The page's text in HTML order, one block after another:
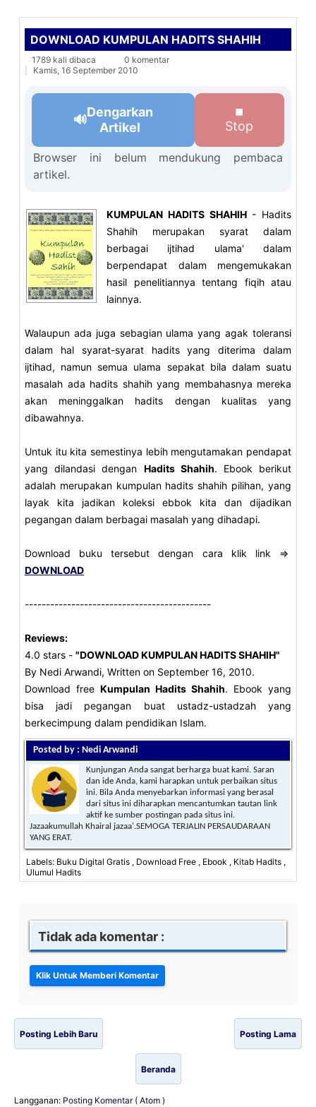
DOWNLOAD KUMPULAN HADITS SHAHIH
1789 kali dibaca
0 komentar
Kamis, 16 September 2010
🔊
Dengarkan
Artikel
⏹
Stop
Browser ini belum mendukung pembaca
artikel.
KUMPULAN HADITS SHAHIH - Hadits
Shahih merupakan syarat dalam
berbagai ijtihad ulama' dalam
berpendapat dalam mengemukakan
hasil penelitiannya tentang fiqih atau
lainnya.
Walaupun ada juga sebagian ulama yang agak toleransi
dalam hal syarat-syarat hadits yang diterima dalam
ijtihad, namun semua ulama sepakat bila dalam suatu
masalah ada hadits shahih yang membahasnya mereka
akan meninggalkan hadits dengan kualitas yang
dibawahnya.
Untuk itu kita semestinya lebih mengutamakan pendapat
yang dilandasi dengan Hadits Shahih. Ebook berikut
adalah merupakan kumpulan hadits shahih pilihan, yang
layak kita jadikan koleksi ebbok kita dan dijadikan
pegangan dalam berbagai masalah yang dihadapi.
Download buku tersebut dengan cara klik link =>
DOWNLOAD
--------------------------------------------
Reviews:
4.0 stars - "DOWNLOAD KUMPULAN HADITS SHAHIH"
By Nedi Arwandi, Written on September 16, 2010.
Download free Kumpulan Hadits Shahih. Ebook yang
bisa jadi pegangan buat ustadz-ustadzah yang
berkecimpung dalam pendidikan Islam.
Posted by : Nedi Arwandi
Kunjungan Anda sangat berharga buat kami. Saran
dan ide Anda, kami harapkan untuk perbaikan situs
ini. Bila Anda menyebarkan informasi yang berasal
dari situs ini diharapkan mencantumkan tautan link
aktif ke sumber postingan pada situs ini.
Jazaakumullah Khairal jazaa'.SEMOGA TERJALIN PERSAUDARAAN
YANG ERAT.
Labels: Buku Digital Gratis , Download Free , Ebook , Kitab Hadits ,
Ulumul Hadits
Tidak ada komentar :
Posting Lebih Baru Posting Lama
Beranda
Langganan: Posting Komentar ( Atom )